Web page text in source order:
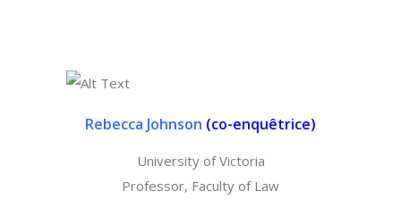
Rebecca Johnson (co-enquêtrice)
University of Victoria
Professor, Faculty of Law